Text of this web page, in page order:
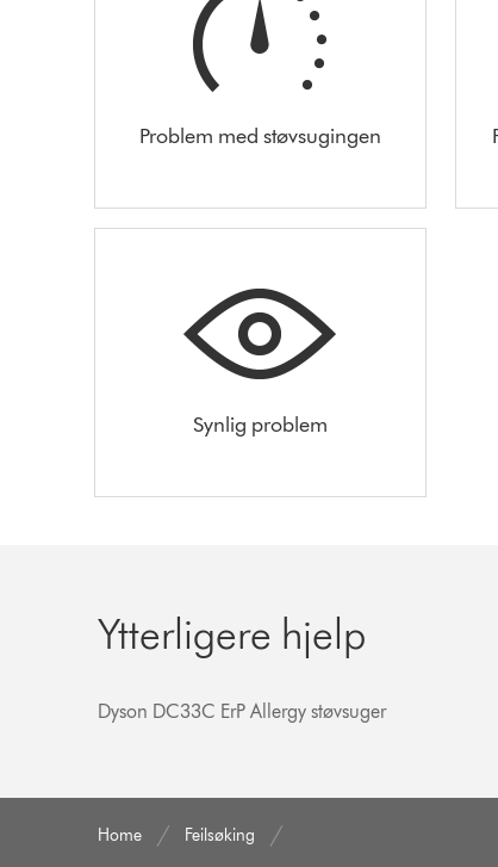
Problem med støvsugingen
Synlig problem
Ytterligere hjelp
Dyson DC33C ErP Allergy støvsuger
Home Feilsøking